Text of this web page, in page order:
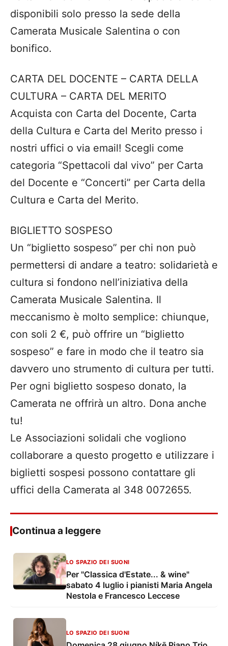
disponibili solo presso la sede della
Camerata Musicale Salentina o con
bonifico.
CARTA DEL DOCENTE – CARTA DELLA
CULTURA – CARTA DEL MERITO
Acquista con Carta del Docente, Carta
della Cultura e Carta del Merito presso i
nostri uffici o via email! Scegli come
categoria “Spettacoli dal vivo” per Carta
del Docente e “Concerti” per Carta della
Cultura e Carta del Merito.
BIGLIETTO SOSPESO
Un “biglietto sospeso” per chi non può
permettersi di andare a teatro: solidarietà e
cultura si fondono nell’iniziativa della
Camerata Musicale Salentina. Il
meccanismo è molto semplice: chiunque,
con soli 2 €, può offrire un “biglietto
sospeso” e fare in modo che il teatro sia
davvero uno strumento di cultura per tutti.
Per ogni biglietto sospeso donato, la
Camerata ne offrirà un altro. Dona anche
tu!
Le Associazioni solidali che vogliono
collaborare a questo progetto e utilizzare i
biglietti sospesi possono contattare gli
uffici della Camerata al 348 0072655.
Continua a leggere
LO SPAZIO DEI SUONI
Per "Classica d'Estate... & wine"
sabato 4 luglio i pianisti Maria Angela
Nestola e Francesco Leccese
LO SPAZIO DEI SUONI